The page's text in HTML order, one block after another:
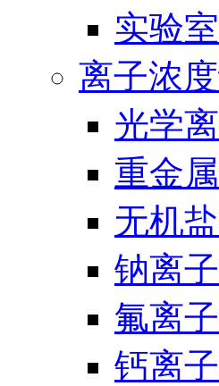
实验
离子浓
光学
重金
无机
钠离
氟离
钙离